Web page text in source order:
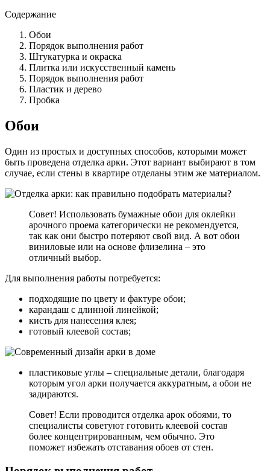
Содержание
Обои
Порядок выполнения работ
Штукатурка и окраска
Плитка или искусственный камень
Порядок выполнения работ
Пластик и дерево
Пробка
Обои
Один из простых и доступных способов, которыми может
быть проведена отделка арки. Этот вариант выбирают в том
случае, если стены в квартире отделаны этим же материалом.
Совет! Использовать бумажные обои для оклейки
арочного проема категорически не рекомендуется,
так как они быстро потеряют свой вид. А вот обои
виниловые или на основе флизелина – это
отличный выбор.
Для выполнения работы потребуется:
подходящие по цвету и фактуре обои;
карандаш с длинной линейкой;
кисть для нанесения клея;
готовый клеевой состав;
пластиковые углы – специальные детали, благодаря
которым угол арки получается аккуратным, а обои не
задираются.
Совет! Если проводится отделка арок обоями, то
специалисты советуют готовить клеевой состав
более концентрированным, чем обычно. Это
поможет избежать отставания обоев от стен.